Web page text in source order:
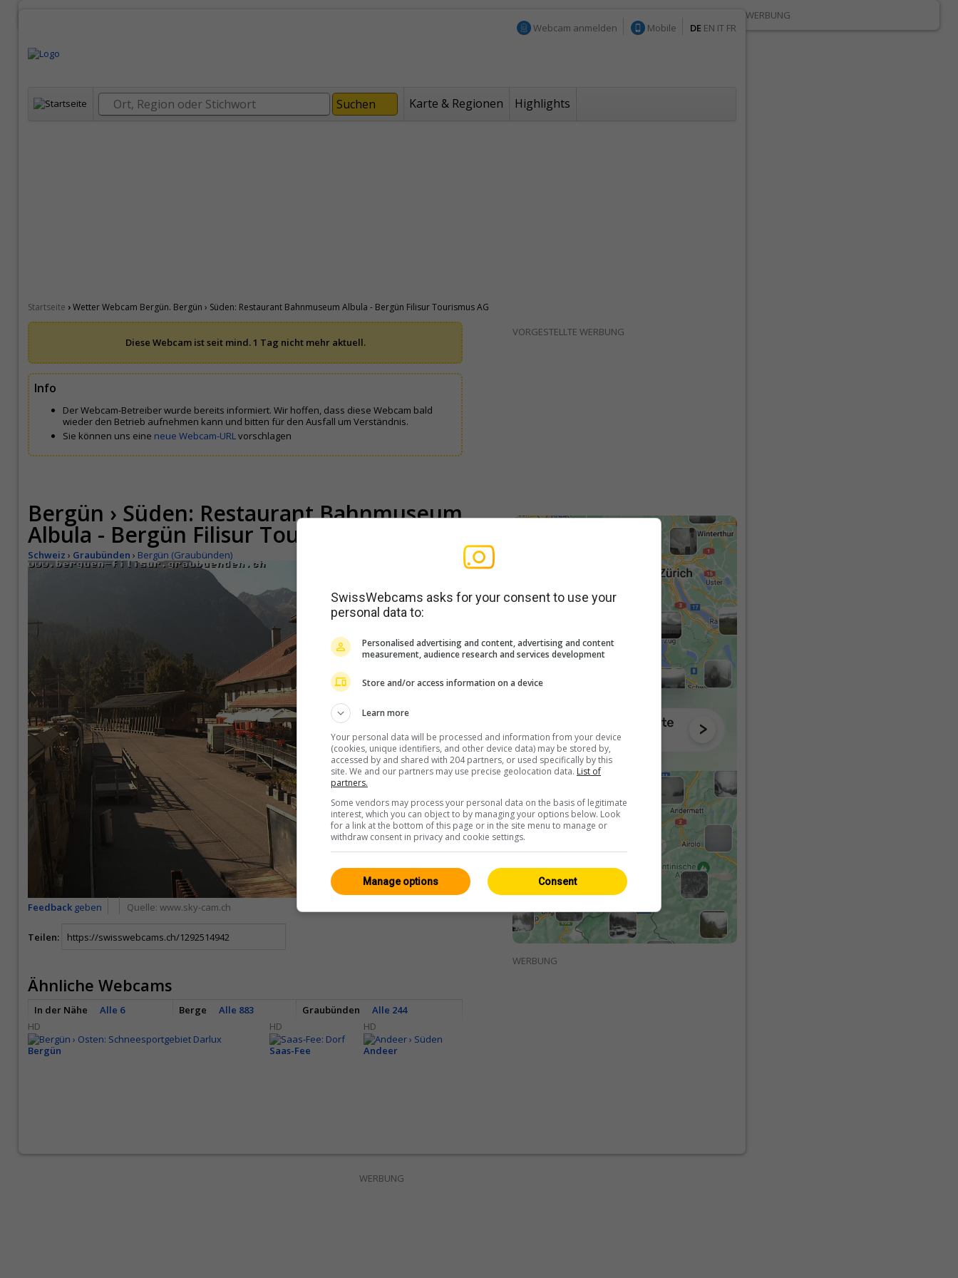
Webcam anmelden Mobile DE EN IT FR
Karte & Regionen Highlights
Startseite ›Wetter Webcam Bergün. Bergün › Süden: Restaurant Bahnmuseum Albula - Bergün Filisur Tourismus AG
Diese Webcam ist seit mind. 1 Tag nicht mehr aktuell.
Info
Der Webcam-Betreiber wurde bereits informiert. Wir hoffen, dass diese Webcam bald
wieder den Betrieb aufnehmen kann und bitten für den Ausfall um Verständnis.
Sie können uns eine neue Webcam-URLvorschlagen
Bergün › Süden: Restaurant Bahnmuseum
Albula - Bergün Filisur Tourismus AG
Schweiz › Graubünden › Bergün (Graubünden)
Feedback geben Quelle: www.sky-cam.ch
Teilen:
Ähnliche Webcams
In der Nähe Alle 6 Berge Alle 883 Graubünden
Alle 244
HD
Bergün
HD
Saas-Fee
HD
Andeer
VORGESTELLTE WERBUNG
WERBUNG
WERBUNG
WERBUNG
SwissWebcams asks for your consent to use your
personal data to:
Personalised advertising and content, advertising and content
measurement, audience research and services development
Store and/or access information on a device
Learn more
Your personal data will be processed and information from your device
(cookies, unique identifiers, and other device data) may be stored by,
accessed by and shared with 204 partners, or used specifically by this
site. We and our partners may use precise geolocation data. List of
partners.
Some vendors may process your personal data on the basis of legitimate
interest, which you can object to by managing your options below. Look
for a link at the bottom of this page or in the site menu to manage or
withdraw consent in privacy and cookie settings.
Consent
Manage options